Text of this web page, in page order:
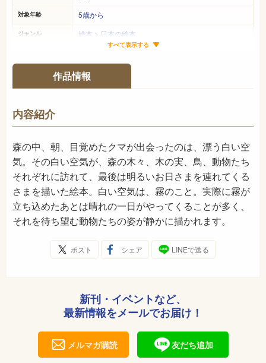
対象年齢 5歳から
ジャンル 絵本 > 日本の絵本
32ページ
ISBN 978-4-03-350520-6
NDC
発売日 2026年8月
すべて表示する
作品情報
内容紹介
森の中、朝、目覚めたクマが出会ったのは、漂う白い空
気。その白い空気が、森の木々、木の実、鳥、動物たち
それぞれに訪れて、最後は明るいお日さまを連れてくる
さまを描いた絵本。白い空気は、霧のこと。実際に霧が
立ち込めたあとは晴れの一日がやってくることが多く、
それを待ち望む動物たちの姿が静かに描かれます。
ポスト シェア LINEで送る
新刊・イベントなど、
最新情報をメールでお届け！
メルマガ購読 友だち追加